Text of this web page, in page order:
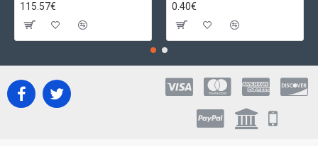
115.57€
0.40€